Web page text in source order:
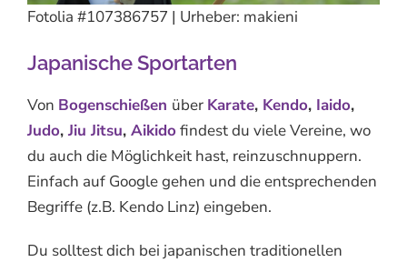
Fotolia #107386757 | Urheber: makieni
Japanische Sportarten
Von Bogenschießen über Karate, Kendo, Iaido,
Judo, Jiu Jitsu, Aikido findest du viele Vereine, wo
du auch die Möglichkeit hast, reinzuschnuppern.
Einfach auf Google gehen und die entsprechenden
Begriffe (z.B. Kendo Linz) eingeben.
Du solltest dich bei japanischen traditionellen